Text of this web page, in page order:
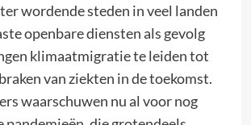
wordende steden in veel landen
openbare diensten als gevolg
klimaatmigratie te leiden tot
van ziekten in de toekomst.
waarschuwen nu al voor nog